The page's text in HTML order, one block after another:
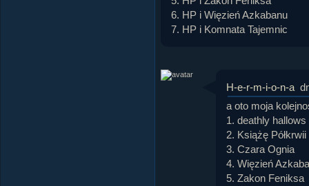
6. HP i Więzień Azkabanu
7. HP i Komnata Tajemnic
H-e-r-m-i-o-n-a
a oto moja
1. deathly hallows
2. Książę Półkrwii
3. Czara Ognia
4. Więzień
5. Zakon Feniksa